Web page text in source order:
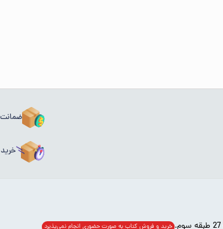
خرید و فروش کتاب به صورت حضوری انجام‌ نمی‌پذیرد